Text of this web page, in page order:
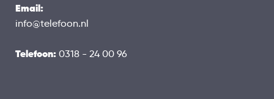
Email:
info@telefoon.nl
Telefoon: 0318 - 24 00 96